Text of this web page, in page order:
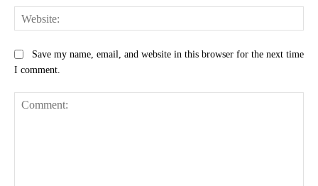
Save my name, email, and website in this browser for the next time
I comment.